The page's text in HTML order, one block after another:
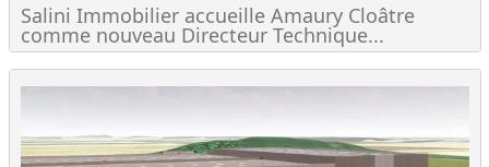
Salini Immobilier accueille Amaury Cloâtre
comme nouveau Directeur Technique...
Lire +